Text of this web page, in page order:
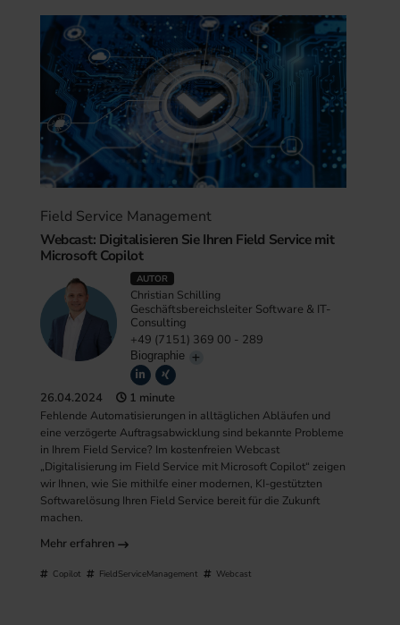
Field Service Management
Webcast: Digitalisieren Sie Ihren Field Service mit
Microsoft Copilot
AUTOR
Christian Schilling
Geschäftsbereichsleiter Software & IT-
Consulting
+49 (7151) 369 00 - 289
Biographie
26.04.2024 1 minute
Fehlende Automatisierungen in alltäglichen Abläufen und
eine verzögerte Auftragsabwicklung sind bekannte Probleme
in Ihrem Field Service? Im kostenfreien Webcast
„Digitalisierung im Field Service mit Microsoft Copilot“ zeigen
wir Ihnen, wie Sie mithilfe einer modernen, KI-gestützten
Softwarelösung Ihren Field Service bereit für die Zukunft
machen.
Mehr erfahren
Copilot FieldServiceManagement Webcast